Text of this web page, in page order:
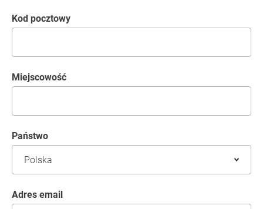
kod pocztowy
Miejscowość
Państwo
Adres email